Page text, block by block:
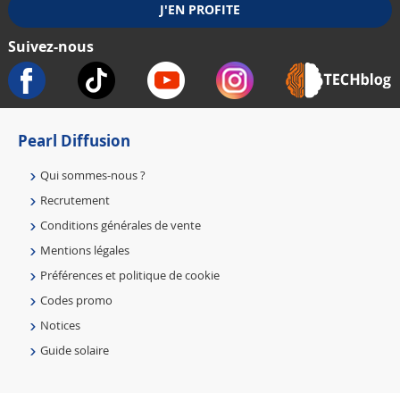
Suivez-nous
Pearl Diffusion
Qui sommes-nous ?
Recrutement
Conditions générales de vente
Mentions légales
Préférences et politique de cookie
Codes promo
Notices
Guide solaire